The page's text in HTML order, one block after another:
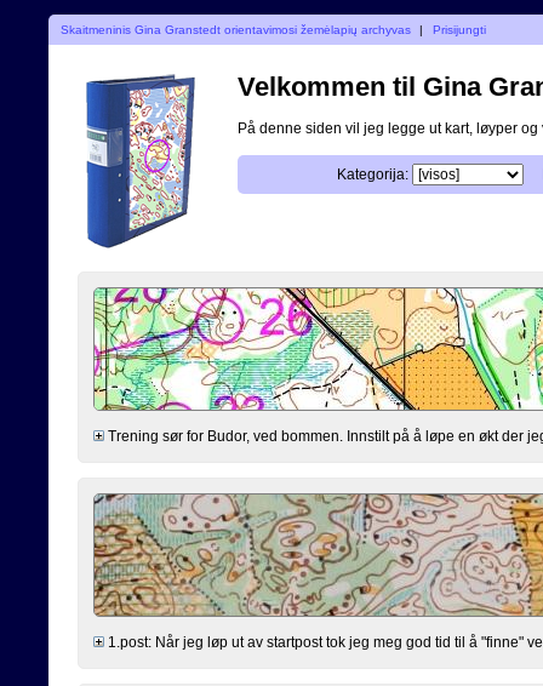
Skaitmeninis Gina Granstedt orientavimosi žemėlapių archyvas | Prisijungti
Velkommen til Gina
På denne siden vil jeg legge ut kart, løyper
Kategorija:
Trening sør for Budor, ved bommen. Innstilt på å løpe en økt der
1.post: Når jeg løp ut av startpost tok jeg meg god tid til å "finne"